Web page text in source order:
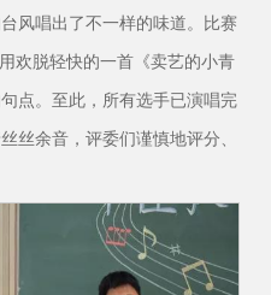
风唱出了不一样的味道。比赛
欢脱轻快的一首《卖艺的小青
点。至此，所有选手已演唱完
丝余音，评委们谨慎地评分、